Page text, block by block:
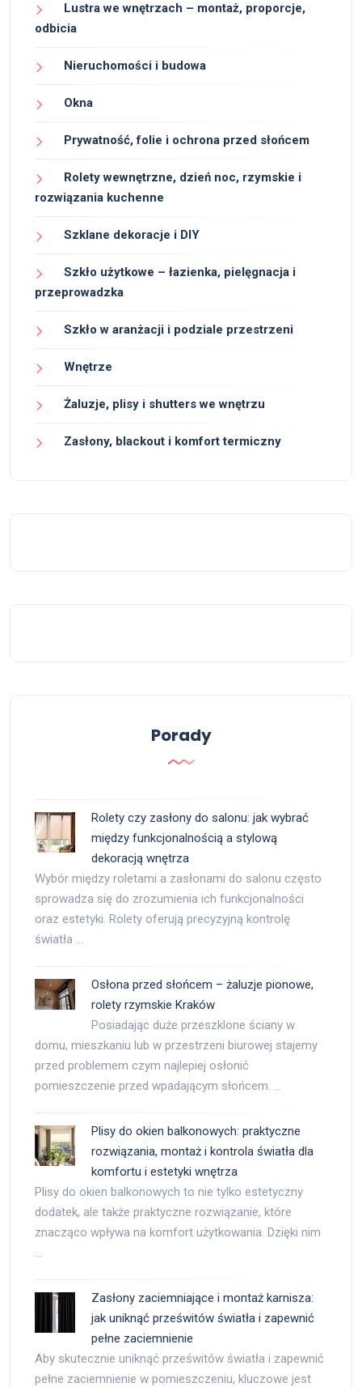
Lustra we wnętrzach – montaż, proporcje,
odbicia
Nieruchomości i budowa
Okna
Prywatność, folie i ochrona przed słońcem
Rolety wewnętrzne, dzień noc, rzymskie i
rozwiązania kuchenne
Szklane dekoracje i DIY
Szkło użytkowe – łazienka, pielęgnacja i
przeprowadzka
Szkło w aranżacji i podziale przestrzeni
Wnętrze
Żaluzje, plisy i shutters we wnętrzu
Zasłony, blackout i komfort termiczny
Porady
Rolety czy zasłony do salonu: jak wybrać
między funkcjonalnością a stylową
dekoracją wnętrza
Wybór między roletami a zasłonami do salonu często
sprowadza się do zrozumienia ich funkcjonalności
oraz estetyki. Rolety oferują precyzyjną kontrolę
światła …
Osłona przed słońcem – żaluzje pionowe,
rolety rzymskie Kraków
Posiadając duże przeszklone ściany w
domu, mieszkaniu lub w przestrzeni biurowej stajemy
przed problemem czym najlepiej osłonić
pomieszczenie przed wpadającym słońcem. …
Plisy do okien balkonowych: praktyczne
rozwiązania, montaż i kontrola światła dla
komfortu i estetyki wnętrza
Plisy do okien balkonowych to nie tylko estetyczny
dodatek, ale także praktyczne rozwiązanie, które
znacząco wpływa na komfort użytkowania. Dzięki nim
…
Zasłony zaciemniające i montaż karnisza:
jak uniknąć prześwitów światła i zapewnić
pełne zaciemnienie
Aby skutecznie uniknąć prześwitów światła i zapewnić
pełne zaciemnienie w pomieszczeniu, kluczowe jest